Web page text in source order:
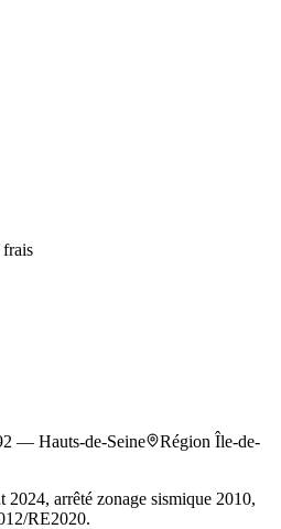
— Hauts-de-Seine Région Île-de-
2024, arrêté zonage sismique 2010,
RE2020.